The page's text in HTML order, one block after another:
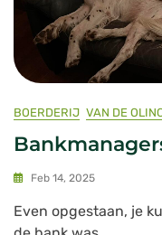
BOERDERIJ VAN DE
Feb 14, 2025
Even opgestaan, je